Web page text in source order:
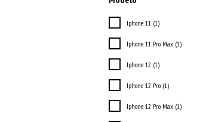
Iphone 11 (1)
Iphone 11 Pro Max (1)
Iphone 12 (1)
Iphone 12 Pro (1)
Iphone 12 Pro Max (1)